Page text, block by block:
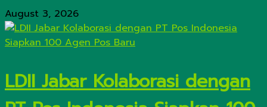
August 3, 2026
LDII Jabar Kolaborasi dengan